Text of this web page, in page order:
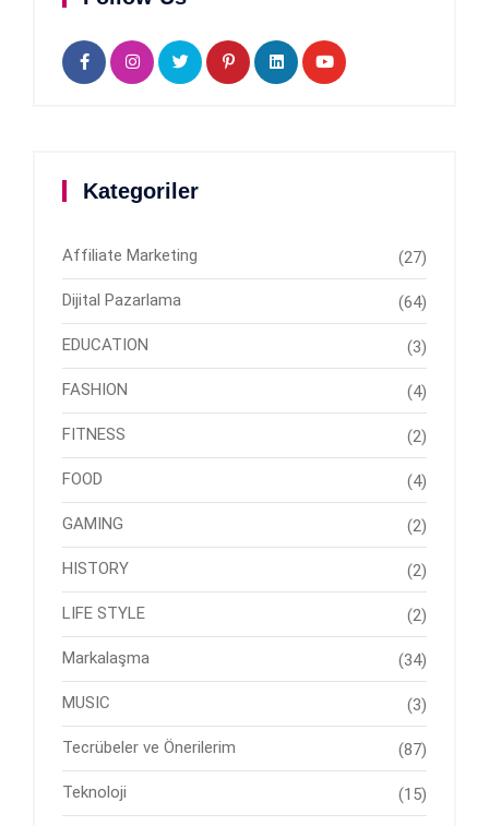
Kategoriler
Affiliate Marketing (27)
Dijital Pazarlama (64)
EDUCATION (3)
FASHION (4)
FITNESS (2)
FOOD (4)
GAMING (2)
HISTORY (2)
LIFE STYLE (2)
Markalaşma (34)
MUSIC (3)
Tecrübeler ve Önerilerim (87)
Teknoloji (15)